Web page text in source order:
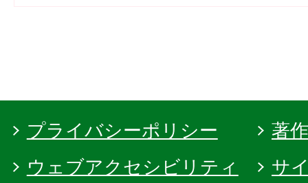
プライバシーポリシー
著
ウェブアクセシビリティ
サ